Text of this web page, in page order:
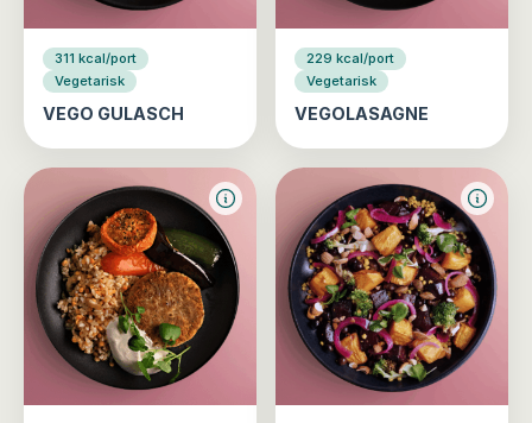
311 kcal/port
Vegetarisk
VEGO GULASCH
229 kcal/port
Vegetarisk
VEGOLASAGNE